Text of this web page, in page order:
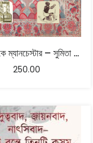
ভারত থেকে ম্যানচেস্টার – সুমিতা দাস‌
250.00